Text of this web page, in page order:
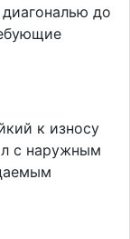
до
к износу
с наружным